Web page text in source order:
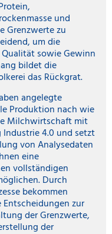
und
Grenzwerte zu
um die
sowie Gewinn
bildet die
das Rückgrat.
angelegte
Produktion nach wie
Milchwirtschaft mit
4.0 und setzt
von Analysedaten
eine
vollständigen
Durch
bekommen
zur
der Grenzwerte,
der